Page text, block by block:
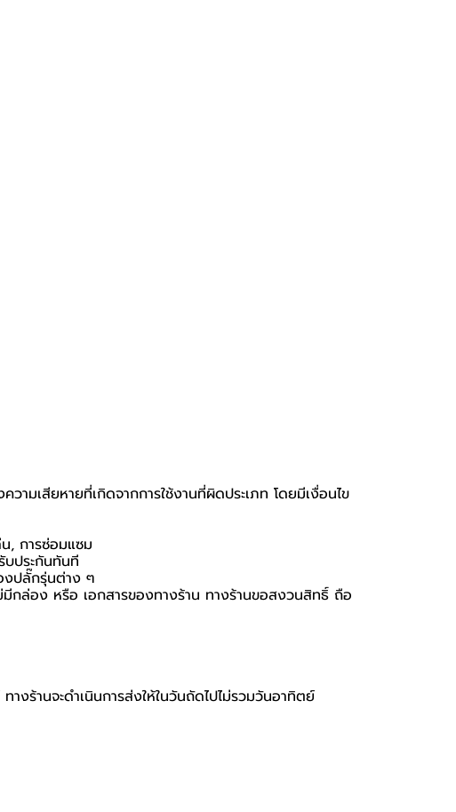
มเสียหายที่เกิดจากการใช้งานที่ผิดประเภท โดยมีเงื่อนไข
, การซ่อมแซม
ประกันทันที
งปลั๊กรุ่นต่าง ๆ
กล่อง หรือ เอกสารของทางร้าน ทางร้านขอสงวนสิทธิ์ ถือ
ร้านจะดำเนินการส่งให้ในวันถัดไปไม่รวมวันอาทิตย์